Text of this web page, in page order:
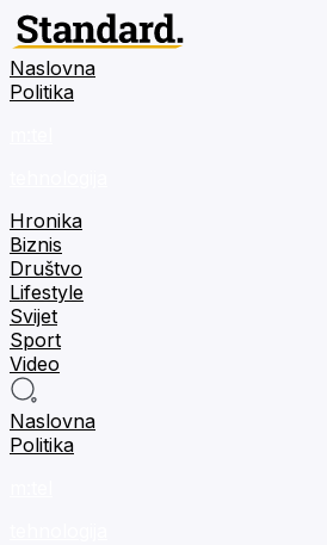
Naslovna
Politika
Hronika
Biznis
Društvo
Lifestyle
Svijet
Sport
Video
Naslovna
Politika